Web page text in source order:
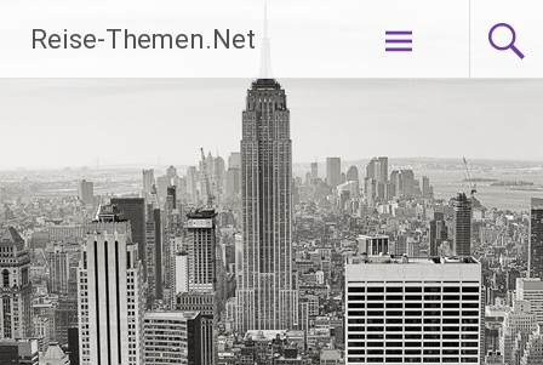
Inhalt
springen
Reise-Themen.Net